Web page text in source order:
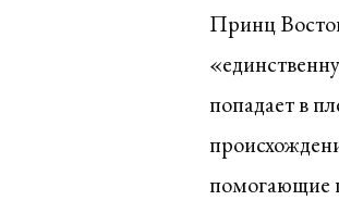
Принц
попадает в
помогающие